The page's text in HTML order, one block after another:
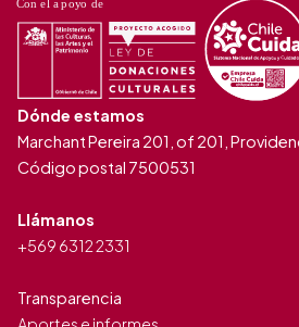
Dónde estamos
Marchant Pereira 201, of 201,
Código postal 7500531
Llámanos
+569 6312 2331
Transparencia